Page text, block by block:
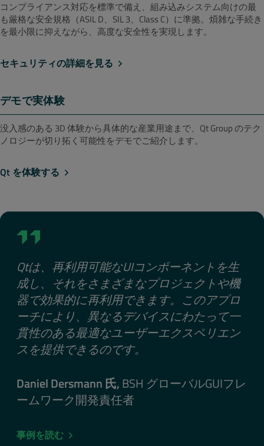
コンプライアンス対応を標準で備え、組み込みシステム向けの最
も厳格な安全規格（ASIL D、SIL 3、Class C）に準拠。煩雑な手続き
を最小限に抑えながら、高度な安全性を実現します。
セキュリティの詳細を見る
デモで実体験
没入感のある 3D 体験から具体的な産業用途まで、Qt Group のテク
ノロジーが切り拓く可能性をデモでご紹介します。
Qt を体験する
Qtは、再利用可能なUIコンポーネントを生
成し、それをさまざまなプロジェクトや機
器で効果的に再利用できます。このアプロ
ーチにより、異なるデバイスにわたって一
貫性のある最適なユーザーエクスペリエン
スを提供できるのです。
Daniel Dersmann 氏,BSH グローバルGUIフレ
ームワーク開発責任者
事例を読む